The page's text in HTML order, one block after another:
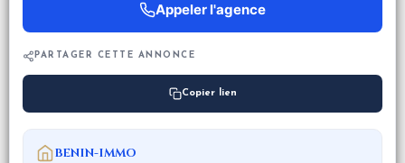
Appeler l'agence
PARTAGER CETTE ANNONCE
Copier lien
BENIN-IMMO